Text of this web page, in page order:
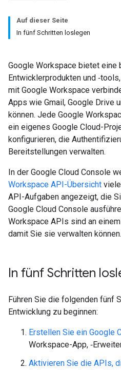
Auf dieser Seite
In fünf Schritten loslegen
Google Workspace bietet eine
Entwicklerprodukten und
mit Google Workspace
Apps wie Gmail, Google Drive
können. Jede Google
ein eigenes Google Cloud-
konfigurieren, die
Bereitstellungen verwalten.
In der Google Cloud Console
Workspace API-Übersicht
API-Aufgaben angezeigt, die
Google Cloud Console
Workspace APIs sind an
damit Sie sie verwalten können.
In fünf Schritten
Führen Sie die folgenden fünf
Entwicklung zu beginnen:
Erstellen Sie ein Google
Workspace-App,
Aktivieren Sie die APIs,